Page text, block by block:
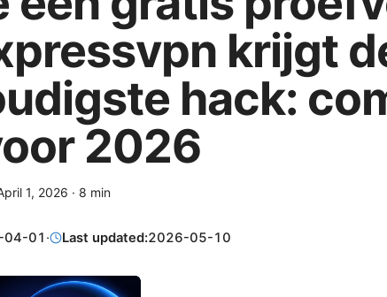
krijgt
hack:
2026
1, 2026 · 8 min
01 · Last updated:2026-05-10